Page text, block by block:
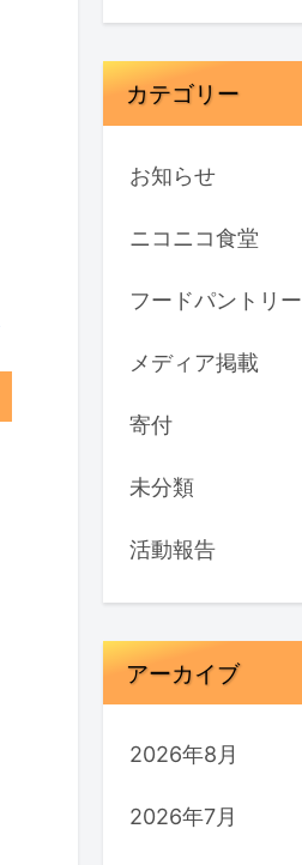
カテゴリー
お知らせ
ニコニコ食堂
フードパントリー
メディア掲載
寄付
未分類
活動報告
アーカイブ
2026年8月
2026年7月